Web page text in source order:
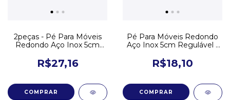
2peças - Pé Para Móveis
Redondo Aço Inox 5cm
R$27,16
Pé Para Móveis Redondo
Aço Inox 5cm Regulável -
R$18,10